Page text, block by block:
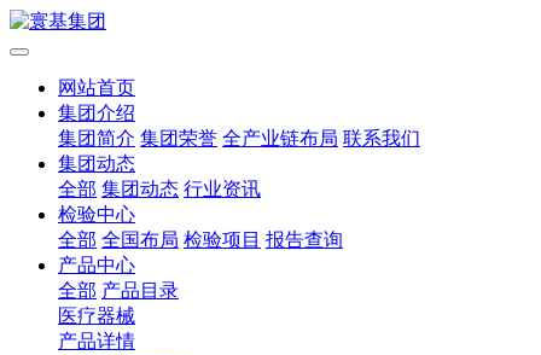
网站首页
集团介绍
集团简介 集团荣誉 全产业链布局 联系我们
集团动态
全部 集团动态 行业资讯
检验中心
全部 全国布局 检验项目 报告查询
产品中心
全部 产品目录
医疗器械
产品详情